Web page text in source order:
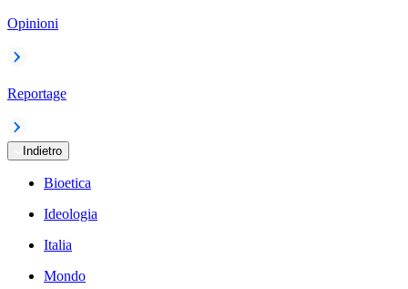
Opinioni
Reportage
Indietro
Bioetica
Ideologia
Italia
Mondo